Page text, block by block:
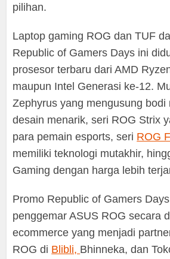
pilihan.
Laptop gaming ROG dan TUF
Republic of Gamers Days ini
prosesor terbaru dari AMD
maupun Intel Generasi ke-12.
Zephyrus yang mengusung bodi
desain menarik, seri ROG Strix
para pemain esports, seri ROG
memiliki teknologi mutakhir,
Gaming dengan harga lebih
Promo Republic of Gamers
penggemar ASUS ROG secara
ecommerce yang menjadi
ROG di Blibli, Bhinneka, dan